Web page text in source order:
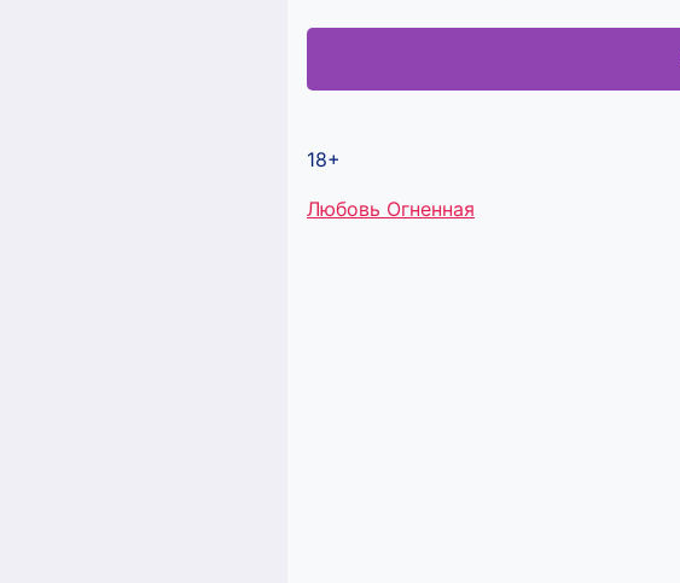
18+
Метки
Любовь Огненная